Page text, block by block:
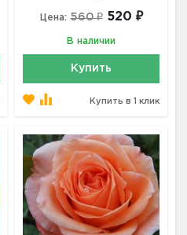
Цена: 560 ₽ 520 ₽
В наличии
Купить
Купить в 1 клик